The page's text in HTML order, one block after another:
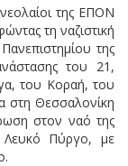
της ΕΠΟΝ
τη ναζιστική
της
του 21,
του Κοραή, του
στη Θεσσαλονίκη
στον ναό της
Λευκό Πύργο, με